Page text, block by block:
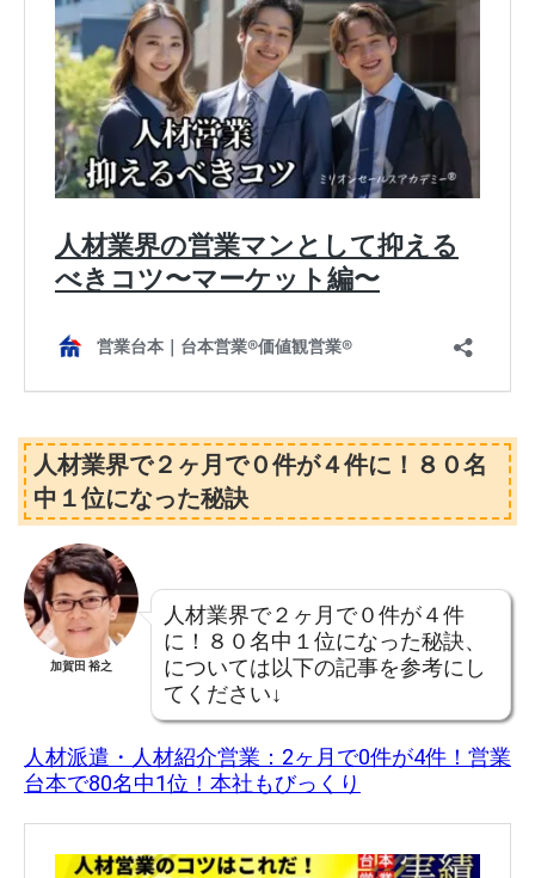
人材業界で２ヶ月で０件が４件に！８０名
中１位になった秘訣
加賀田 裕之
人材業界で２ヶ月で０件が４件
に！８０名中１位になった秘訣、
については以下の記事を参考にし
てください↓
人材派遣・人材紹介営業：2ヶ月で0件が4件！営業
台本で80名中1位！本社もびっくり